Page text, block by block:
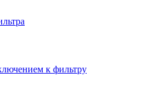
к фильтру